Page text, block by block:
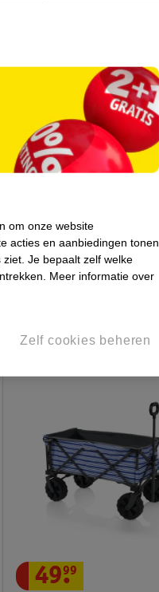
LifeGoods XXL Opvouwbare
Bolderkar
Zwart
van
139.
99 122 .
99
49.
99
om onze website
acties en aanbiedingen tonen
Je bepaalt zelf welke
Meer informatie over
Zelf cookies beheren